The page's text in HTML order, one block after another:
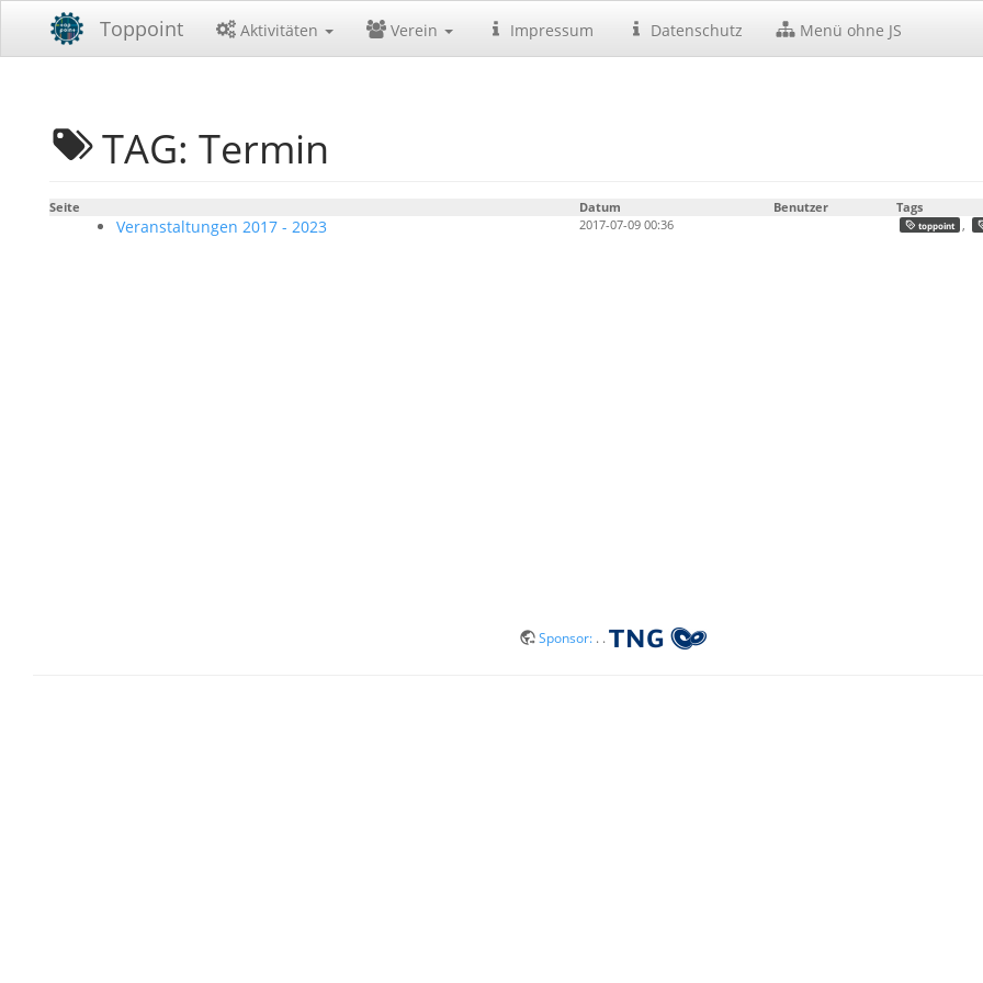
Toppoint Aktivitäten Verein Impressum Datenschutz Menü ohne JS
TAG: Termin
Seite Datum Benutzer Tags
Veranstaltungen 2017 - 2023 2017-07-09 00:36 toppoint
Sponsor: . .